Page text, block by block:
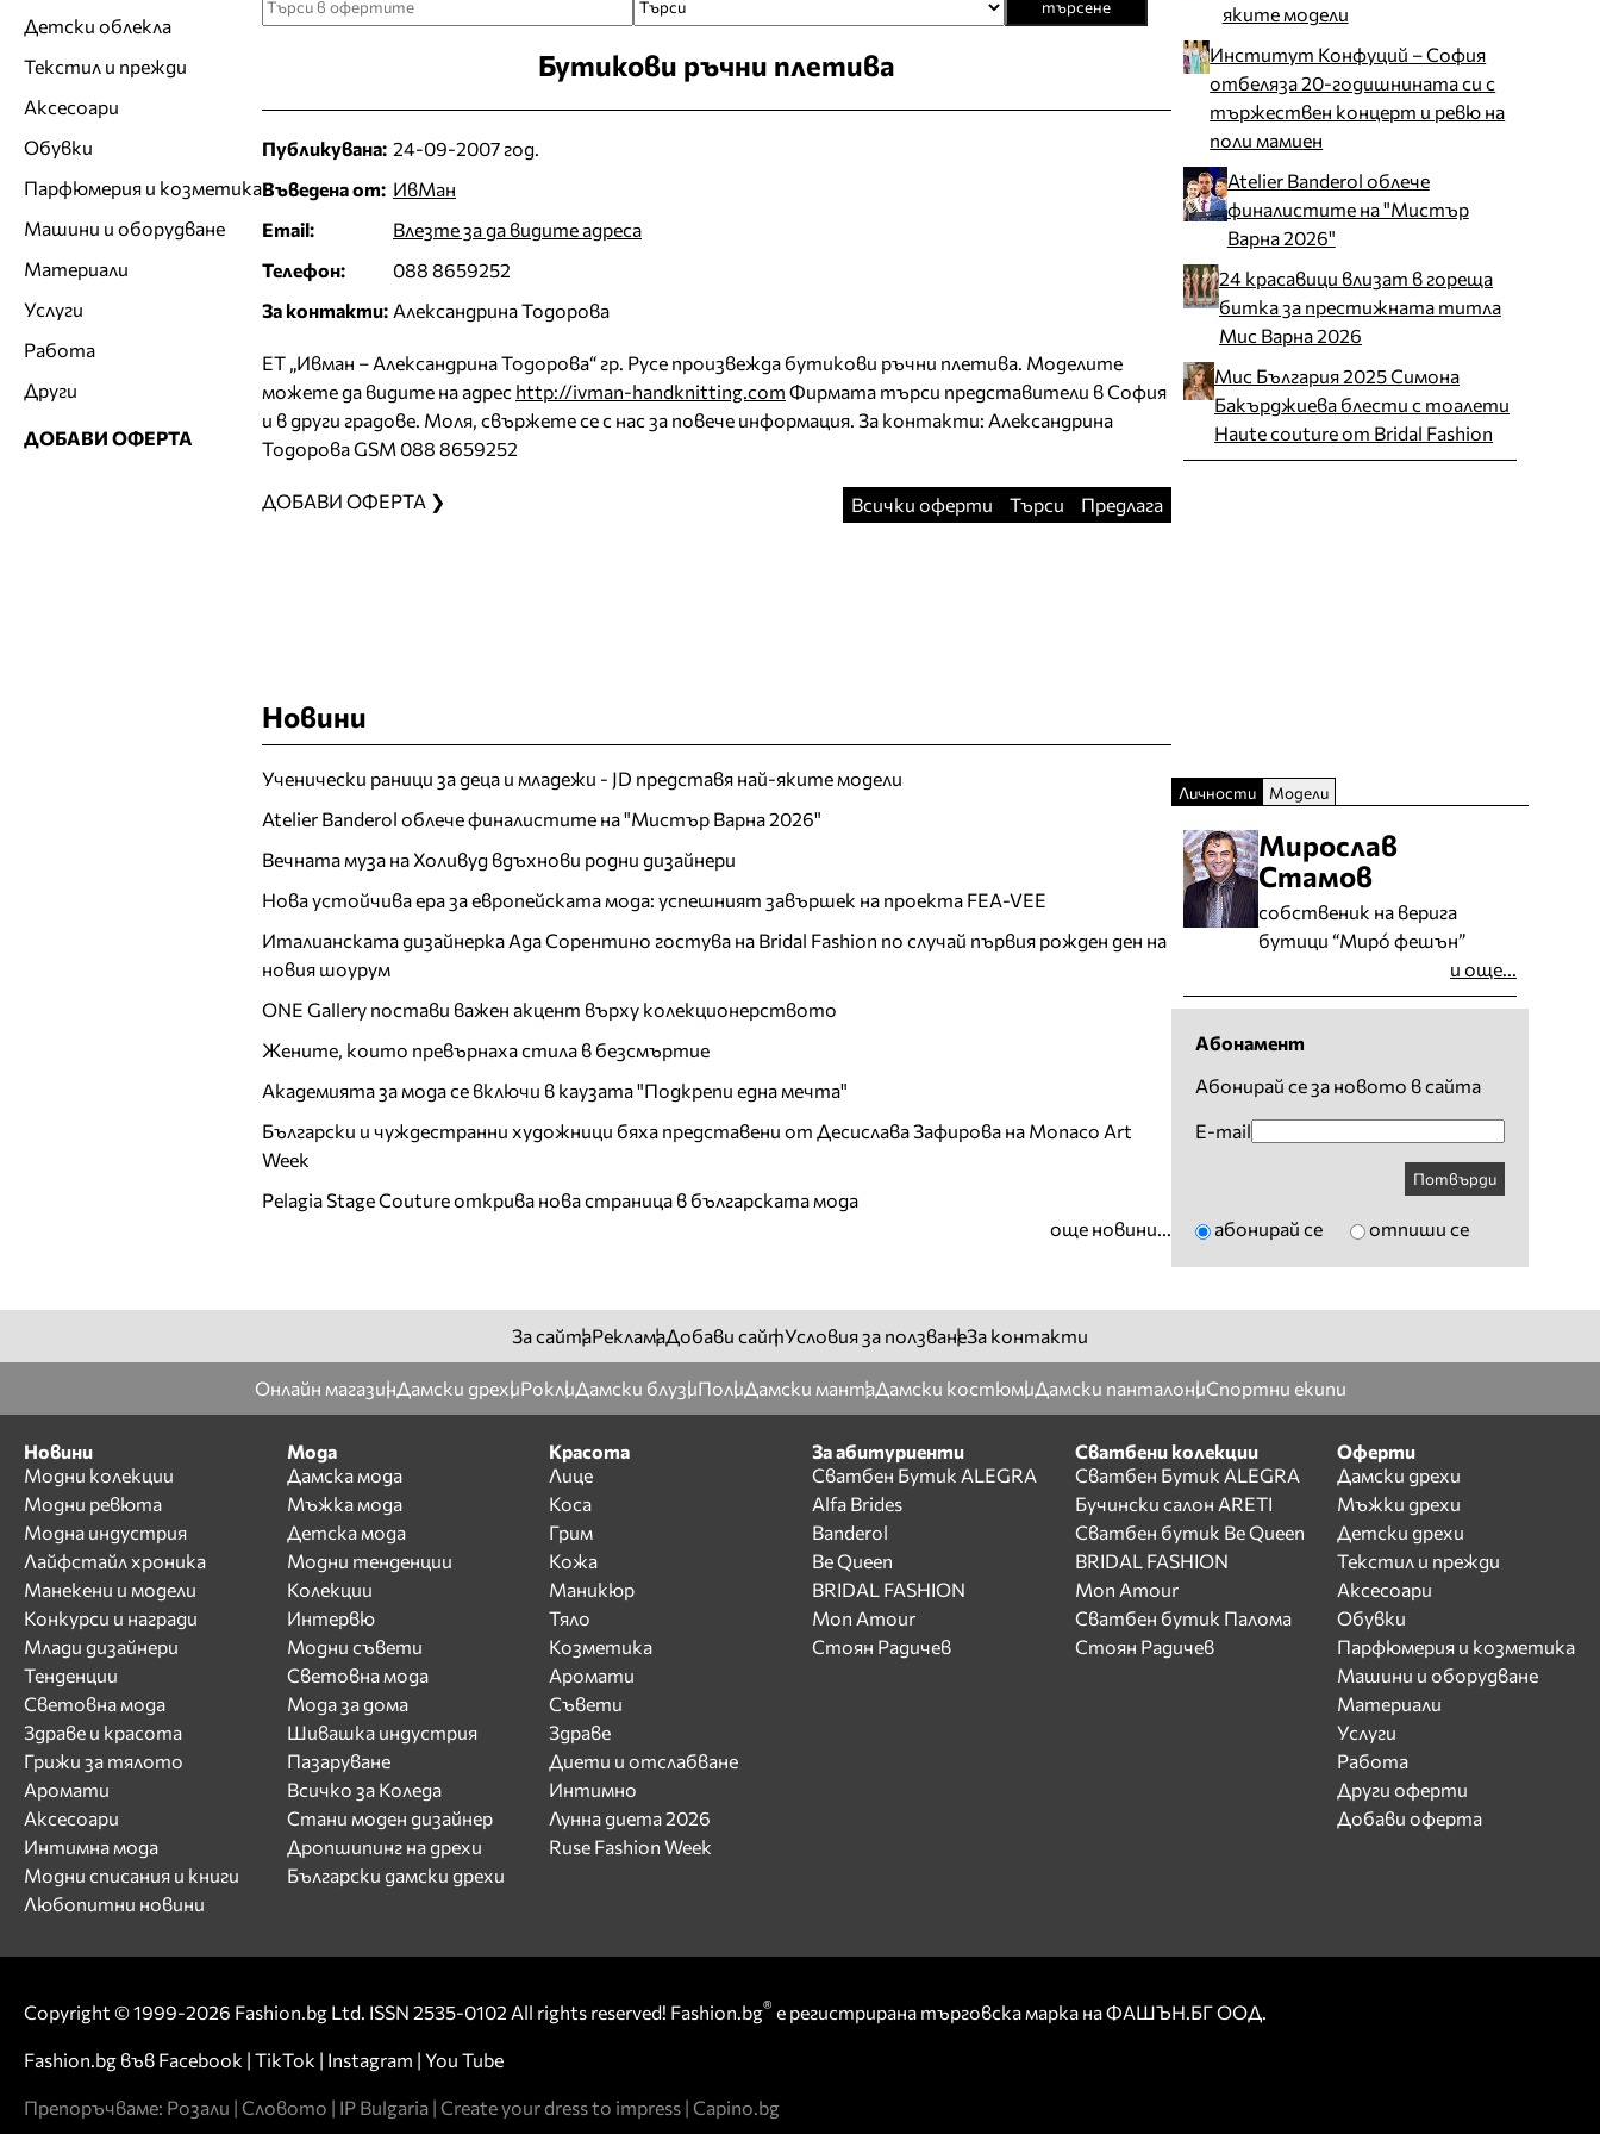
търсене
Бутикови ръчни плетива
Публикувана: 24-09-2007 год.
Въведена от: ИвМан
Email:
Влезте за да видите адреса
Телефон:
088 8659252
За контакти: Александрина Тодорова
ЕТ „Ивман – Александрина Тодорова“ гр. Русе произвежда бутикови ръчни плетива. Моделите
можете да видите на адрес http://ivman-handknitting.com Фирмата търси представители в София
и в други градове. Моля, свържете се с нас за повече информация. За контакти: Александрина
Тодорова GSM 088 8659252
ДОБАВИ ОФЕРТА ❯ Всички оферти Търси Предлага
Новини
Ученически раници за деца и младежи - JD представя най-яките модели
Atelier Banderol облече финалистите на "Мистър Варна 2026"
Вечната муза на Холивуд вдъхнови родни дизайнери
Нова устойчива ера за европейската мода: успешният завършек на проекта FEA-VEE
Италианската дизайнерка Ада Сорентино гостува на Bridal Fashion по случай първия рожден ден на
новия шоурум
ONE Gallery постави важен акцент върху колекционерството
Жените, които превърнаха стила в безсмъртие
Академията за мода се включи в каузата "Подкрепи една мечта"
Български и чуждестранни художници бяха представени от Десислава Зафирова на Monaco Art
Week
Pelagia Stage Couture открива нова страница в българската мода
още новини...
Детски облекла
Текстил и прежди
Аксесоари
Обувки
Парфюмерия и козметика
Машини и оборудване
Материали
Услуги
Работа
Други
ДОБАВИ ОФЕРТА
яките модели
Институт Конфуций – София
отбеляза 20-годишнината си с
тържествен концерт и ревю на
поли мамиен
Atelier Banderol облече
финалистите на "Мистър
Варна 2026"
24 красавици влизат в гореща
битка за престижната титла
Мис Варна 2026
Мис България 2025 Симона
Бакърджиева блести с тоалети
Haute couture от Bridal Fashion
Личности Модели
Мирослав
Стамов
собственик на верига
бутици “Мирó фешън”
и още...
Абонамент
Абонирай се за новото в сайта
E-mail
Потвърди
абонирай се отпиши се
За сайтаРекламаДобави сайтУсловия за ползванеЗа контакти
Онлайн магазинДамски дрехиРоклиДамски блузиПолиДамски мантаДамски костюмиДамски панталониСпортни екипи
Новини
Модни колекции
Модни ревюта
Модна индустрия
Лайфстайл хроника
Манекени и модели
Конкурси и награди
Млади дизайнери
Тенденции
Световна мода
Здраве и красота
Грижи за тялото
Аромати
Аксесоари
Интимна мода
Модни списания и книги
Любопитни новини
Мода
Дамска мода
Мъжка мода
Детска мода
Модни тенденции
Колекции
Интервю
Модни съвети
Световна мода
Мода за дома
Шивашка индустрия
Пазаруване
Всичко за Коледа
Стани моден дизайнер
Дропшипинг на дрехи
Български дамски дрехи
Красота
Лице
Коса
Грим
Кожа
Маникюр
Тяло
Козметика
Аромати
Съвети
Здраве
Диети и отслабване
Интимно
Лунна диета 2026
Ruse Fashion Week
За абитуриенти
Сватбен Бутик ALEGRA
Alfa Brides
Banderol
Be Queen
BRIDAL FASHION
Mon Amour
Стоян Радичев
Сватбени колекции
Сватбен Бутик ALEGRA
Бучински салон ARETI
Сватбен бутик Be Queen
BRIDAL FASHION
Mon Amour
Сватбен бутик Палома
Стоян Радичев
Оферти
Дамски дрехи
Мъжки дрехи
Детски дрехи
Текстил и прежди
Аксесоари
Обувки
Парфюмерия и козметика
Машини и оборудване
Материали
Услуги
Работа
Други оферти
Добави оферта
Copyright © 1999-2026 Fashion.bg Ltd. ISSN 2535-0102 All rights reserved! Fashion.bg® е регистрирана търговска марка на ФАШЪН.БГ ООД.
Fashion.bg във Facebook | TikTok | Instagram | You Tube
Препоръчваме: Розали | Словото | IP Bulgaria | Create your dress to impress | Capino.bg